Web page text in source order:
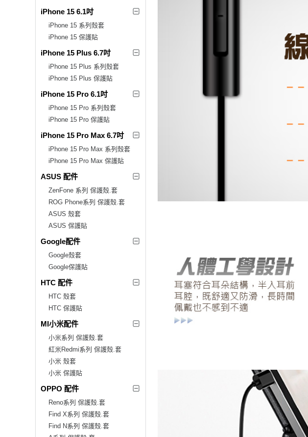
iPhone 15 6.1吋
iPhone 15 系列殼套
iPhone 15 保護貼
iPhone 15 Plus 6.7吋
iPhone 15 Plus 系列殼套
iPhone 15 Plus 保護貼
iPhone 15 Pro 6.1吋
iPhone 15 Pro 系列殼套
iPhone 15 Pro 保護貼
iPhone 15 Pro Max 6.7吋
iPhone 15 Pro Max 系列殼套
iPhone 15 Pro Max 保護貼
ASUS 配件
ZenFone 系列 保護殼.套
ROG Phone系列 保護殼.套
ASUS 殼套
ASUS 保護貼
Google配件
Google殼套
Google保護貼
HTC 配件
HTC 殼套
HTC 保護貼
MI小米配件
小米系列 保護殼.套
紅米Redmi系列 保護殼.套
小米 殼套
小米 保護貼
OPPO 配件
Reno系列 保護殼.套
Find X系列 保護殼.套
Find N系列 保護殼.套